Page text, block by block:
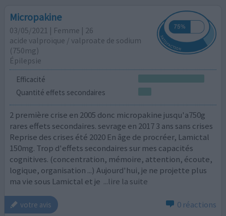
Micropakine
03/05/2021 | Femme | 26
acide valproïque / valproate de sodium
(750mg)
Épilepsie
Efficacité
Quantité effets secondaires
2 première crise en 2005 donc micropakine jusqu'a750g
rares effets secondaires. sevrage en 2017 3 ans sans crises
Reprise des crises été 2020 En âge de procréer, Lamictal
150mg. Trop d'effets secondaires sur mes capacités
cognitives. (concentration, mémoire, attention, écoute,
logique, organisation ...) Aujourd'hui, je ne projette plus
ma vie sous Lamictal et je ...lire la suite
votre avis 0 réactions